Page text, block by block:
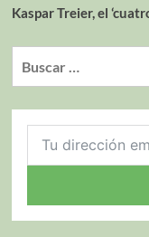
Kaspar Treier, el